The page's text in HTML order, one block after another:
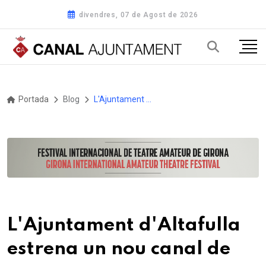
divendres, 07 de Agost de 2026
Portada Blog
L'Ajuntament d'Altafulla
estrena un nou canal de